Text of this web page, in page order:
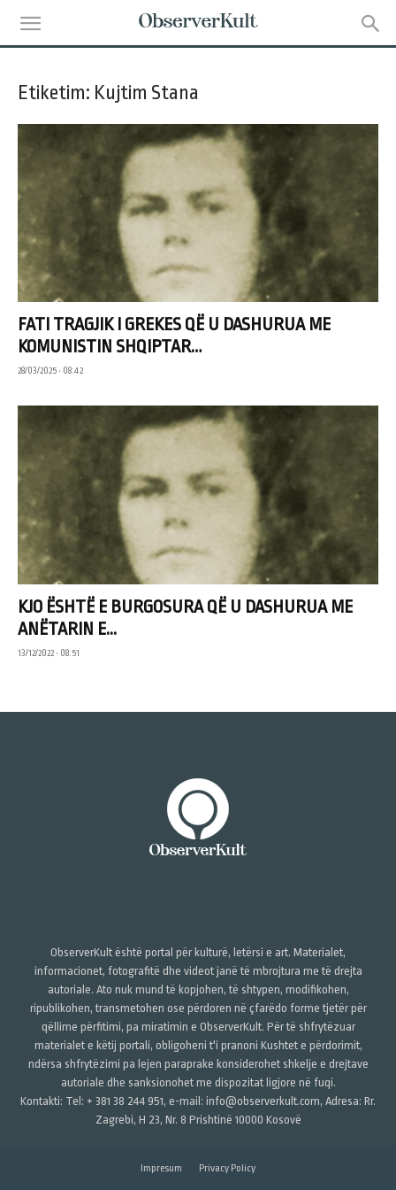
Etiketim: Kujtim Stana
FATI TRAGJIK I GREKES QË U DASHURUA ME
KOMUNISTIN SHQIPTAR…
28/03/2025 • 08:42
KJO ËSHTË E BURGOSURA QË U DASHURUA ME
ANËTARIN E...
13/12/2022 • 08:51
ObserverKult është portal për kulturë, letërsi e art. Materialet,
informacionet, fotografitë dhe videot janë të mbrojtura me të drejta
autoriale. Ato nuk mund të kopjohen, të shtypen, modifikohen,
ripublikohen, transmetohen ose përdoren në çfarëdo forme tjetër për
qëllime përfitimi, pa miratimin e ObserverKult. Për të shfrytëzuar
materialet e këtij portali, obligoheni t'i pranoni Kushtet e përdorimit,
ndërsa shfrytëzimi pa lejen paraprake konsiderohet shkelje e drejtave
autoriale dhe sanksionohet me dispozitat ligjore në fuqi.
Kontakti: Tel: + 381 38 244 951, e-mail: info@observerkult.com, Adresa: Rr.
Zagrebi, H 23, Nr. 8 Prishtinë 10000 Kosovë
Impresum Privacy Policy